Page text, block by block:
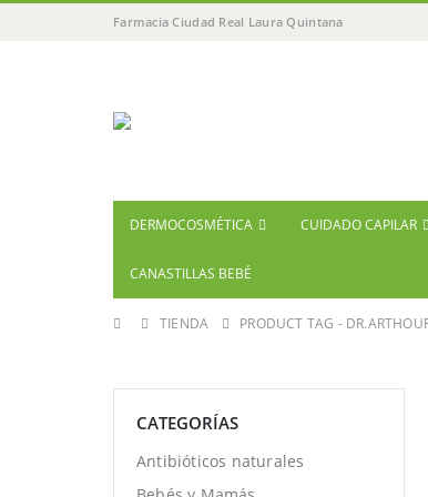
Farmacia Ciudad Real Laura Quintana
DERMOCOSMÉTICA CUIDADO CAPILAR
CANASTILLAS BEBÉ
TIENDA PRODUCT TAG -
CATEGORÍAS
Antibióticos naturales